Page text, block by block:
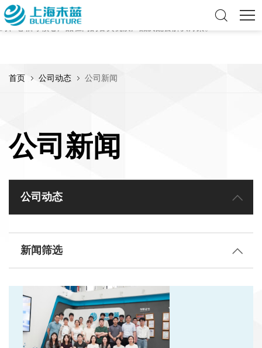
上海未蓝是专业的流体传动产品及服务提供商，致力于为全球客户提供优
质的流体解决方案，可提供包括软管、硬管、连接件、泵阀、皮带、密
封、卷轴等核心产品在内的各类优质产品及配套解决方案。
首页 公司动态 公司新闻
公司新闻
公司动态
新闻筛选